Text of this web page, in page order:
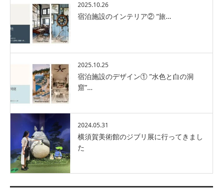
2025.10.26
宿泊施設のインテリア② “旅…
2025.10.25
宿泊施設のデザイン① ”水色と白の洞
窟”…
2024.05.31
横須賀美術館のジブリ展に行ってきまし
た